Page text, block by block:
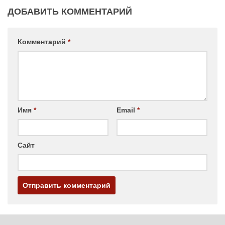
ДОБАВИТЬ КОММЕНТАРИЙ
Комментарий *
Имя * Email *
Сайт